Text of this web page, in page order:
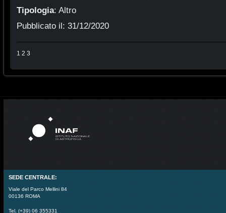
Tipologia: Altro
Pubblicato il: 31/12/2020
1 2 3
SEDE CENTRALE:
Viale del Parco Mellini 84
00136 ROMA
Tel. (+39) 06 355331